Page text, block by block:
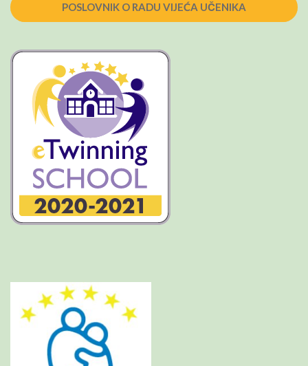
POSLOVNIK O RADU VIJEĆA UČENIKA